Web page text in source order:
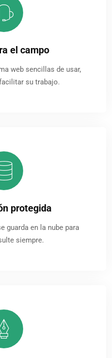
el campo
web sencillas de usar,
su trabajo.
protegida
guarda en la nube para
siempre.